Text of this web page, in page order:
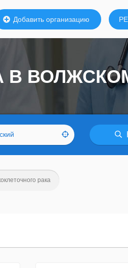
Добавить организацию
В
рака